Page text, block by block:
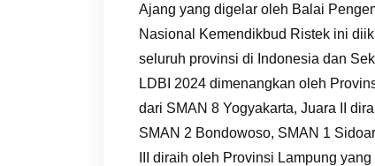
Ajang yang digelar oleh Balai
Nasional Kemendikbud Ristek ini
seluruh provinsi di Indonesia dan
LDBI 2024 dimenangkan oleh
dari SMAN 8 Yogyakarta, Juara II
SMAN 2 Bondowoso, SMAN 1
III diraih oleh Provinsi Lampung